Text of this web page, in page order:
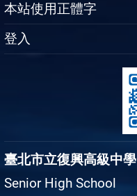
本站使用正體字
登入
臺北市立復興高級中學
Senior High School